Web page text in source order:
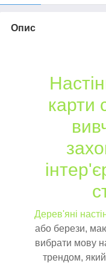
Опис
карти
Дерев'яні
або берези,
вибрати мову
трендом,